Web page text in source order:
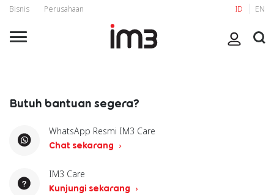
Bisnis Perusahaan ID EN
Butuh bantuan segera?
WhatsApp Resmi IM3 Care
Chat sekarang
IM3 Care
Kunjungi sekarang